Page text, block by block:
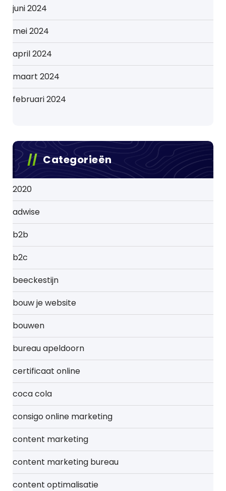
juni 2024
mei 2024
april 2024
maart 2024
februari 2024
Categorieën
2020
adwise
b2b
b2c
beeckestijn
bouw je website
bouwen
bureau apeldoorn
certificaat online
coca cola
consigo online marketing
content marketing
content marketing bureau
content optimalisatie